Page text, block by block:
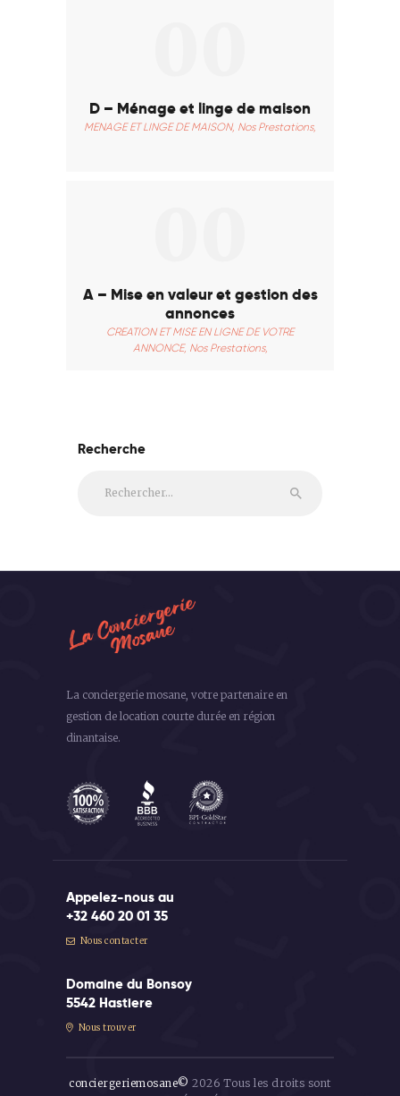
D – Ménage et linge de maison
MENAGE ET LINGE DE MAISON, Nos Prestations,
A – Mise en valeur et gestion des
annonces
CREATION ET MISE EN LIGNE DE VOTRE
ANNONCE, Nos Prestations,
Recherche
La conciergerie mosane, votre partenaire en
gestion de location courte durée en région
dinantaise.
Appelez-nous au
+32 460 20 01 35
Nous contacter
Domaine du Bonsoy
5542 Hastiere
Nous trouver
conciergeriemosane© 2026 Tous les droits sont